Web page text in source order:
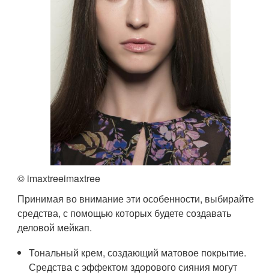
© imaxtreeimaxtree
Принимая во внимание эти особенности, выбирайте
средства, с помощью которых будете создавать
деловой мейкап.
Тональный крем, создающий матовое покрытие.
Средства с эффектом здорового сияния могут